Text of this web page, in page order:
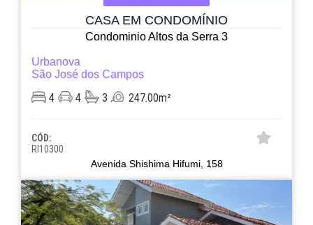
CASA EM CONDOMÍNIO
Condominio Altos da Serra 3
Urbanova
São José dos Campos
4 4 3 247.00m²
CÓD:
RI10300
Avenida Shishima Hifumi, 158